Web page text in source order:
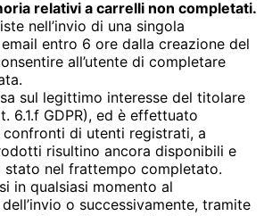
relativi a carrelli non completati.
nell’invio di una singola
entro 6 ore dalla creazione del
all’utente di completare
sul legittimo interesse del titolare
6.1.f GDPR), ed è effettuato
confronti di utenti registrati, a
risultino ancora disponibili e
stato nel frattempo completato.
in qualsiasi momento al
o successivamente, tramite